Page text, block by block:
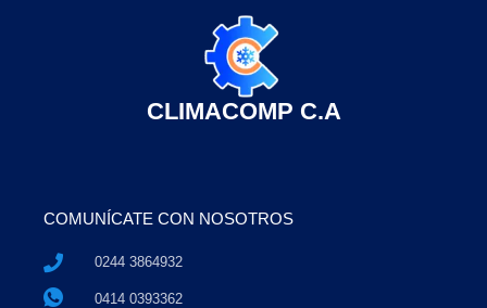
CLIMACOMP C.A
COMUNÍCATE CON NOSOTROS
0244 3864932
0414 0393362